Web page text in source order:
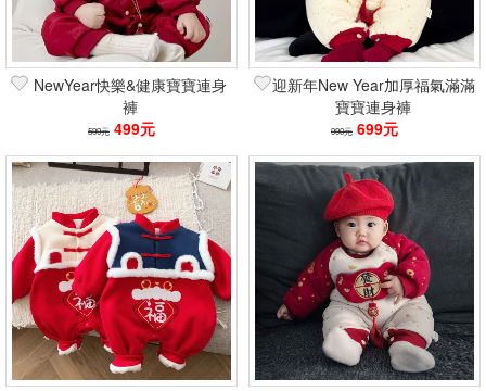
NewYear快樂&健康寶寶連身
褲
599元 499元
迎新年New Year加厚福氣滿滿
寶寶連身褲
990元 699元